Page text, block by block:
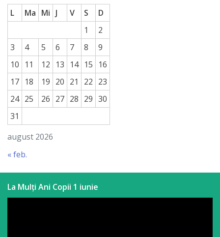
august 2026
L Ma Mi J V S
D
1
2
3
4 5 6 7 8
9
10
11 12 13 14 15
16
17 18 19 20 21 22 23
24 25 26 27 28 29 30
31
« feb.
La Mulți Ani Copii 1 iunie